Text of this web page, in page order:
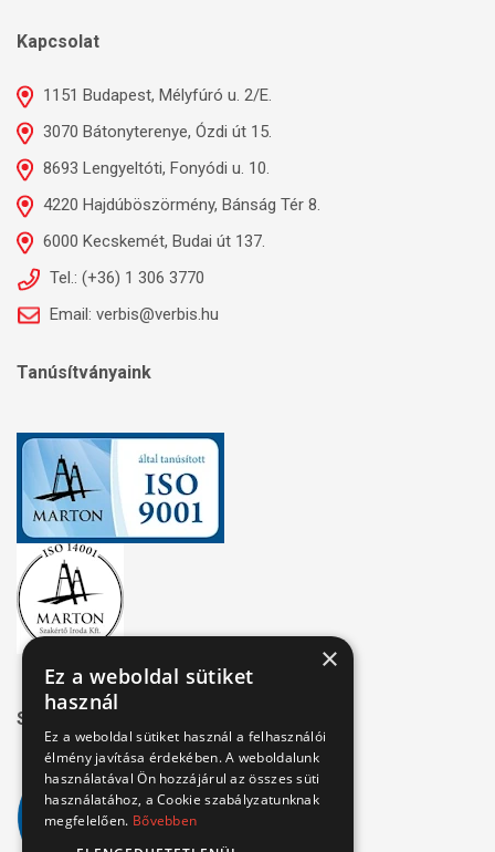
Kapcsolat
1151 Budapest, Mélyfúró u. 2/E.
3070 Bátonyterenye, Ózdi út 15.
8693 Lengyeltóti, Fonyódi u. 10.
4220 Hajdúböszörmény, Bánság Tér 8.
6000 Kecskemét, Budai út 137.
Tel.: (+36) 1 306 3770
Email: verbis@verbis.hu
Tanúsítványaink
Széchenyi 2020
×
Ez a weboldal sütiket
használ
Ez a weboldal sütiket használ a felhasználói
élmény javítása érdekében. A weboldalunk
használatával Ön hozzájárul az összes süti
használatához, a Cookie szabályzatunknak
megfelelően. Bővebben